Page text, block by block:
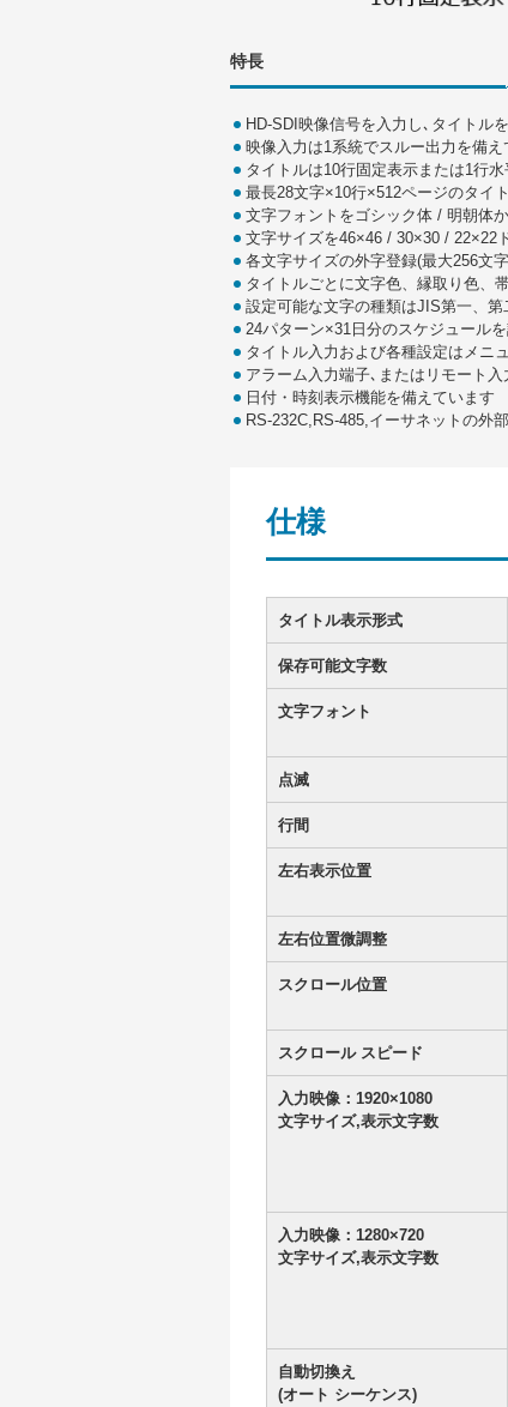
特長
HD-SDI映像信号を入力し､タイトル
映像入力は1系統でスルー出力を備
タイトルは10行固定表示または1行
最長28文字×10行×512ページのタイ
文字フォントをゴシック体 / 明朝体
文字サイズを46×46 / 30×30 / 22×22
各文字サイズの外字登録(最大256文
タイトルごとに文字色、縁取り色、
設定可能な文字の種類はJIS第一、
24パターン×31日分のスケジュール
タイトル入力および各種設定はメニ
アラーム入力端子､またはリモート
日付・時刻表示機能を備えています
RS-232C,RS-485,イーサネットの外
仕様
タイトル表示形式
保存可能文字数
文字フォント
点滅
行間
左右表示位置
左右位置微調整
スクロール位置
スクロール スピード
入力映像：1920×1080
文字サイズ,表示文字数
入力映像：1280×720
文字サイズ,表示文字数
自動切換え
(オート シーケンス)